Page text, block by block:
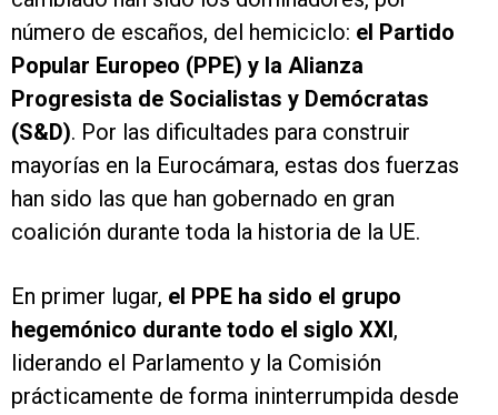
número de escaños, del hemiciclo: el Partido
Popular Europeo (PPE) y la Alianza
Progresista de Socialistas y Demócratas
(S&D). Por las dificultades para construir
mayorías en la Eurocámara, estas dos fuerzas
han sido las que han gobernado en gran
coalición durante toda la historia de la UE.
En primer lugar, el PPE ha sido el grupo
hegemónico durante todo el siglo XXI,
liderando el Parlamento y la Comisión
prácticamente de forma ininterrumpida desde